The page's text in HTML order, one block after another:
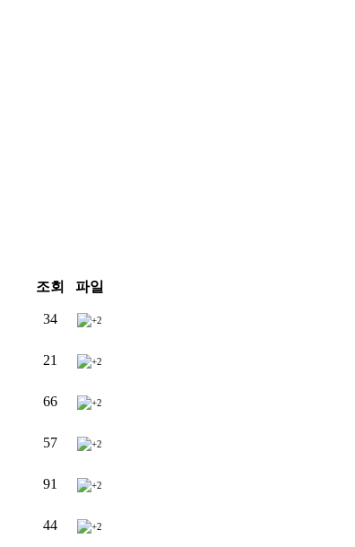
조회 파일
34 +2
21 +2
66 +2
57 +2
91 +2
44 +2